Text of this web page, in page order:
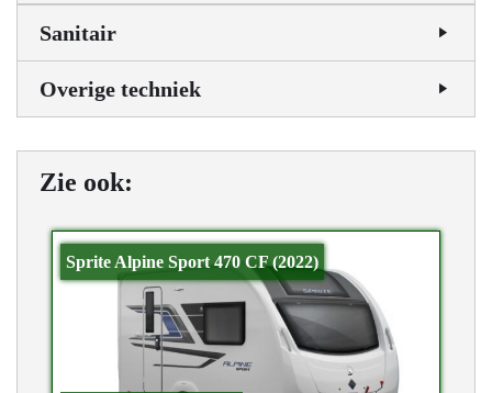
Sanitair
Overige techniek
Zie ook:
Sprite Alpine Sport 470 CF (2022)